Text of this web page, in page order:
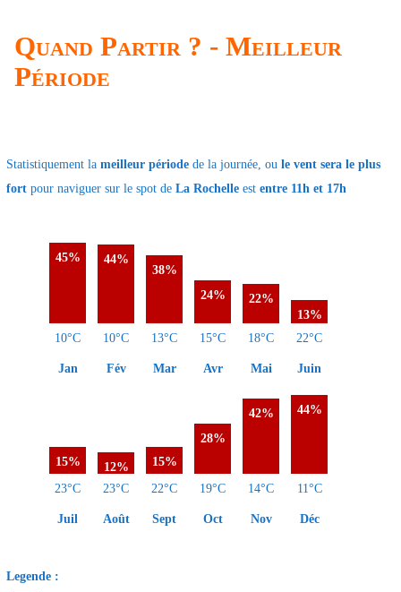
Quand Partir ? - Meilleur
Période
Statistiquement la meilleur périodede la journée, ou le vent sera le plus
fortpour naviguer sur le spot de La Rochelleest entre 11h et 17h
45%
10°C
Jan
44%
10°C
Fév
38%
13°C
Mar
24%
15°C
Avr
22%
18°C
Mai
13%
22°C
Juin
15%
23°C
Juil
12%
23°C
Août
15%
22°C
Sept
28%
19°C
Oct
42%
14°C
Nov
44%
11°C
Déc
Legende :